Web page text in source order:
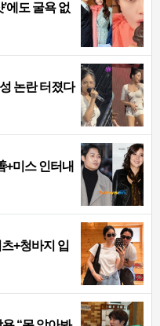
에도 굴욕 없
논란 터졌다
+미스 인터내
+청바지 입